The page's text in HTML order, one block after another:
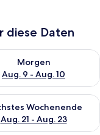
diese Daten
Aug. 8 - Aug. 9.
Morgen
Aug. 9 - Aug. 10
die Verfügbarkeit
Aug. 14
Wochenende
Aug. 21 - Aug. 23
die Verfügbarkeit